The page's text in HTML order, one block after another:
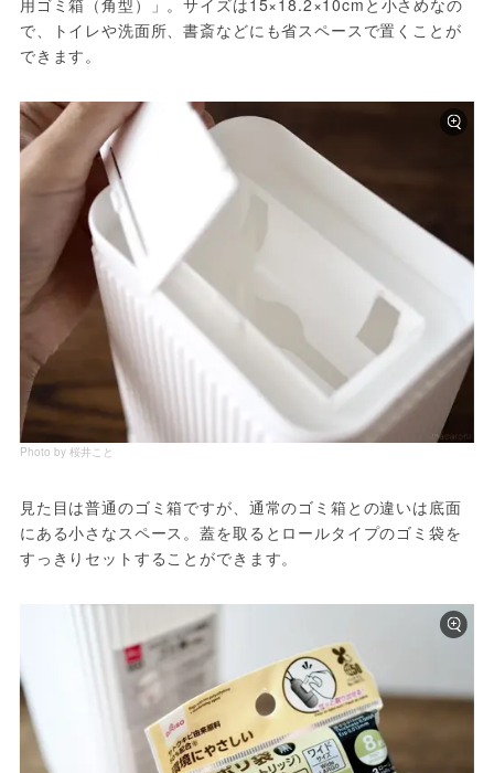
で、トイレや洗面所、書斎などにも省スペースで置くことが
できます。
Photo by 桜井こと
見た目は普通のゴミ箱ですが、通常のゴミ箱との違いは底面
にある小さなスペース。蓋を取るとロールタイプのゴミ袋を
すっきりセットすることができます。